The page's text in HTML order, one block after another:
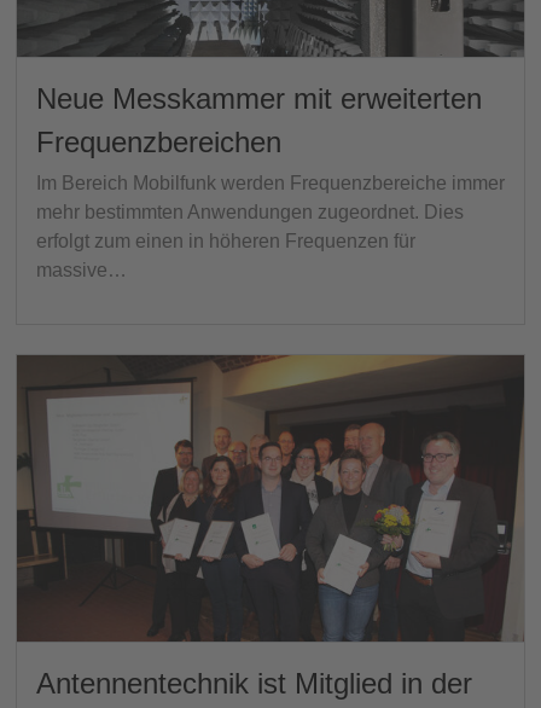
Neue Messkammer mit erweiterten
Frequenzbereichen
Im Bereich Mobilfunk werden Frequenzbereiche immer
mehr bestimmten Anwendungen zugeordnet. Dies
erfolgt zum einen in höheren Frequenzen für
massive…
Antennentechnik ist Mitglied in der